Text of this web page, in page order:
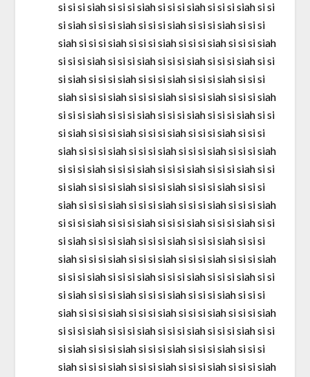
si si si siah si si si siah si si si siah si si si siah si si
si siah si si si siah si si si siah si si si siah si si si
siah si si si siah si si si siah si si si siah si si si siah
si si si siah si si si siah si si si siah si si si siah si si
si siah si si si siah si si si siah si si si siah si si si
siah si si si siah si si si siah si si si siah si si si siah
si si si siah si si si siah si si si siah si si si siah si si
si siah si si si siah si si si siah si si si siah si si si
siah si si si siah si si si siah si si si siah si si si siah
si si si siah si si si siah si si si siah si si si siah si si
si siah si si si siah si si si siah si si si siah si si si
siah si si si siah si si si siah si si si siah si si si siah
si si si siah si si si siah si si si siah si si si siah si si
si siah si si si siah si si si siah si si si siah si si si
siah si si si siah si si si siah si si si siah si si si siah
si si si siah si si si siah si si si siah si si si siah si si
si siah si si si siah si si si siah si si si siah si si si
siah si si si siah si si si siah si si si siah si si si siah
si si si siah si si si siah si si si siah si si si siah si si
si siah si si si siah si si si siah si si si siah si si si
siah si si si siah si si si siah si si si siah si si si siah